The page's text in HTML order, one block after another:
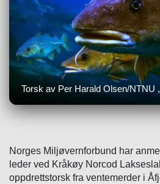
Torsk av Per Harald Olsen/NTNU
Norges Miljøvernforbund har
leder ved Kråkøy Norcod
oppdrettstorsk fra ventemerder i